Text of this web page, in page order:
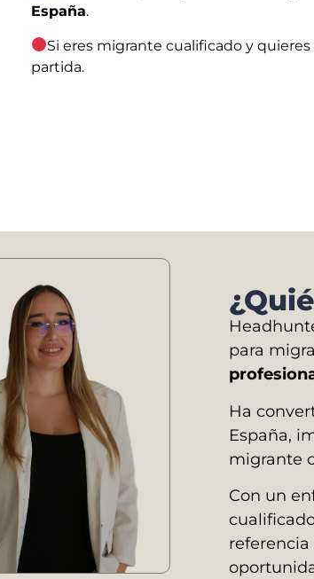
España.
Si eres migrante cualificado y quieres
partida.
para
Ha
España,
migrante
Con un